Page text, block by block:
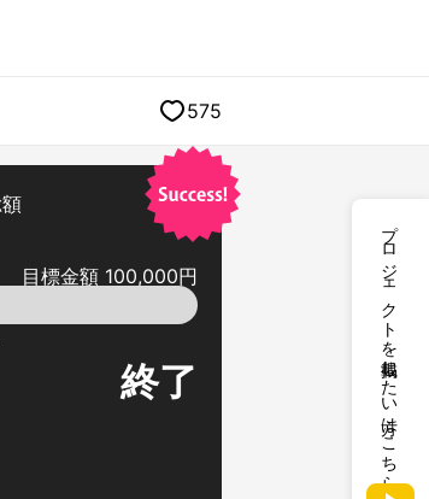
プロジェクトを掲載したい方はこちら
575
目標金額 100,000円
終了